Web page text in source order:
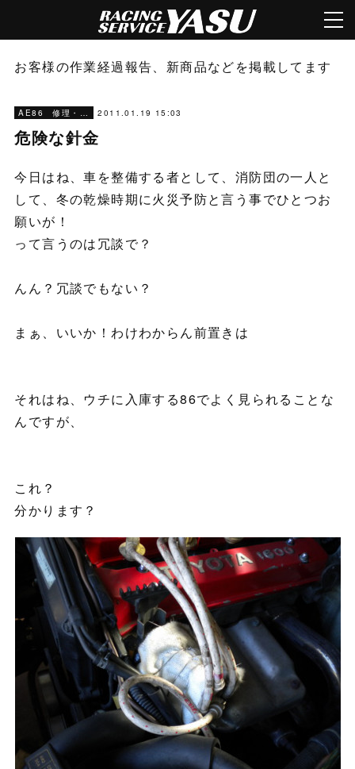
お客様の作業経過報告、新商品などを掲載してます
AE86 修理・メンテナンス 2011.01.19 15:03
危険な針金
今日はね、車を整備する者として、消防団の一人と
して、冬の乾燥時期に火災予防と言う事でひとつお
願いが！
って言うのは冗談で？
んん？冗談でもない？
まぁ、いいか！わけわからん前置きは
それはね、ウチに入庫する86でよく見られることな
んですが、
これ？
分かります？